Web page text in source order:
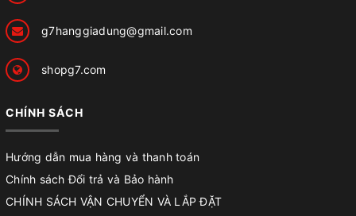
g7hanggiadung@gmail.com
shopg7.com
CHÍNH SÁCH
Hướng dẫn mua hàng và thanh toán
Chính sách Đổi trả và Bảo hành
CHÍNH SÁCH VẬN CHUYỂN VÀ LẮP ĐẶT